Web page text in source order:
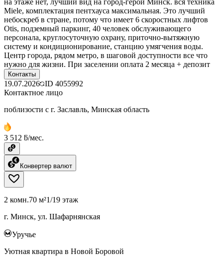
Miele, комплектация пентхауса максимальная. Это лучший
небоскреб в стране, потому что имеет 6 скоростных лифтов
Otis, подземный паркинг, 40 человек обслуживающего
персонала, круглосуточную охрану, приточно-вытяжную
систему и кондиционирование, станцию умягчения воды.
Центр города, рядом метро, в шаговой доступности все что
нужно для жизни. При заселении оплата 2 месяца + депозит
Контакты
19.07.2026 ID 4055992
Контактное лицо
поблизости с г. Заславль, Минская область
3 512 ƃ/мес.
Конвертер валют
2 комн.70 м²1/19 этаж
г. Минск, ул. Шафарнянская
Уручье
Уютная квартира в Новой Боровой